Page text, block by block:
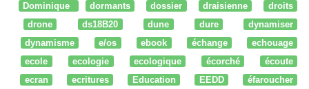
Dominique
dormants dossier draisienne
droits
drone
ds18B20 dune dure
dynamiser
dynamisme
e/os ebook échange
echouage
ecole
ecologie ecologique écorché
écoute
ecran
ecritures Education EEDD éfaroucher